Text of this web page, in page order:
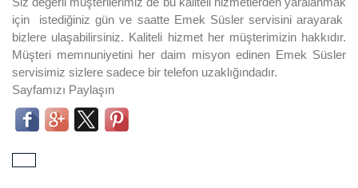
için istediğiniz gün ve saatte Emek Süsler servisini arayarak
bizlere ulaşabilirsiniz. Kaliteli hizmet her müşterimizin hakkıdır.
Müşteri memnuniyetini her daim misyon edinen Emek Süsler
servisimiz sizlere sadece bir telefon uzaklığındadır.
Sayfamızı Paylaşın